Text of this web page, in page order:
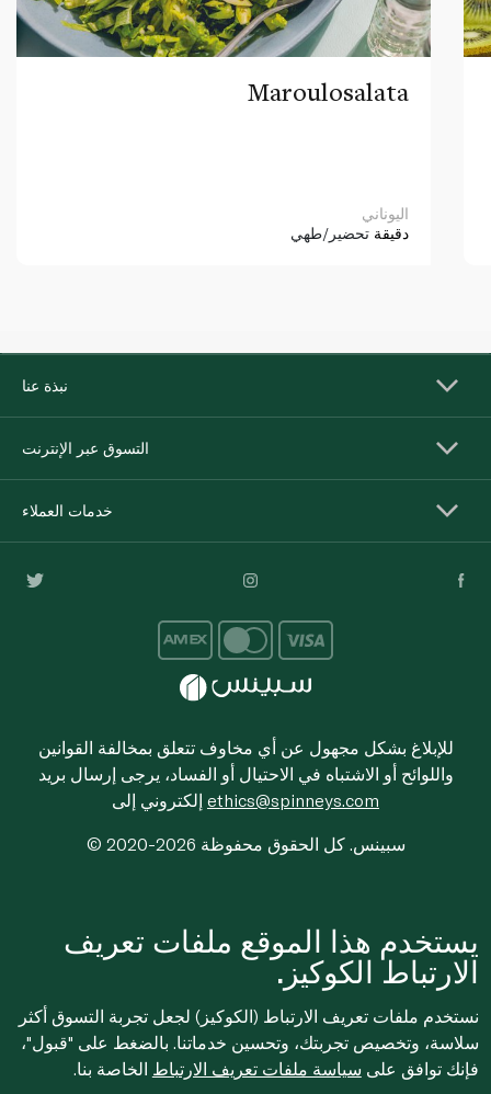
Maroulosalata
اليوناني
دقيقة تحضير/طهي
نبذة عنا
التسوق عبر الإنترنت
خدمات العملاء
للإبلاغ بشكل مجهول عن أي مخاوف تتعلق بمخالفة القوانين
واللوائح أو الاشتباه في الاحتيال أو الفساد، يرجى إرسال بريد
ethics@spinneys.com
© 2020-2026 سبينس. كل الحقوق محفوظة
يستخدم هذا الموقع ملفات تعريف
الارتباط الكوكيز.
نستخدم ملفات تعريف الارتباط (الكوكيز) لجعل تجربة التسوق أكثر
سلاسة، وتخصيص تجربتك، وتحسين خدماتنا. بالضغط على "قبول"،
فإنك توافق على سياسة ملفات تعريف الارتباط الخاصة بنا.